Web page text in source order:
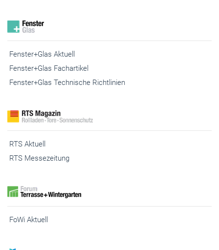
Fenster+Glas Aktuell
Fenster+Glas Fachartikel
Fenster+Glas Technische Richtlinien
RTS Aktuell
RTS Messezeitung
FoWi Aktuell